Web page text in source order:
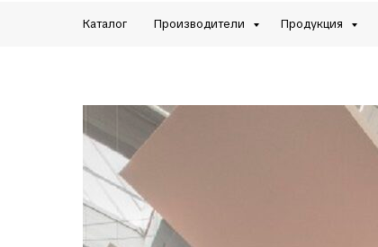
Каталог Производители Продукция